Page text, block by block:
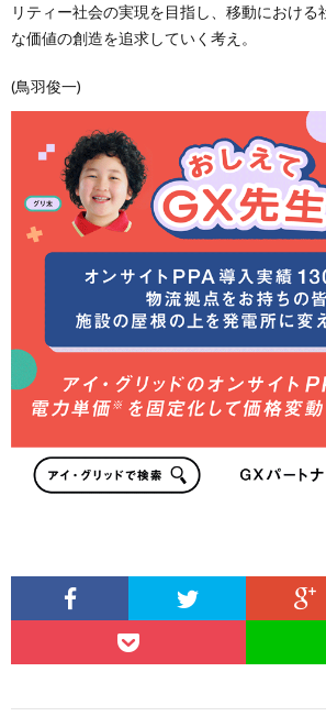
リティー社会の実現を目指し、移動における
な価値の創造を追求していく考え。
(鳥羽俊一)